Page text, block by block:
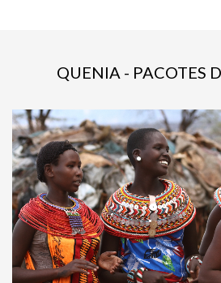
QUENIA - PACOTES